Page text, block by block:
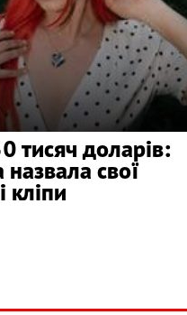
тисяч доларів:
свої
кліпи